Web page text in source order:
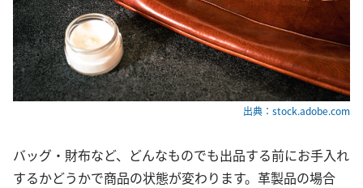
出典：stock.adobe.com
バッグ・財布など、どんなものでも出品する前にお手入れ
するかどうかで商品の状態が変わります。革製品の場合